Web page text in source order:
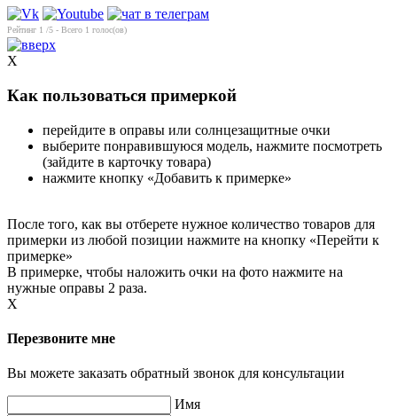
Рейтинг 1 /5 - Всего 1 голос(ов)
X
Как пользоваться примеркой
перейдите в оправы или солнцезащитные очки
выберите понравившуюся модель, нажмите посмотреть
(зайдите в карточку товара)
нажмите кнопку «Добавить к примерке»
После того, как вы отберете нужное количество товаров для
примерки из любой позиции нажмите на кнопку «Перейти к
примерке»
В примерке, чтобы наложить очки на фото нажмите на
нужные оправы 2 раза.
X
Перезвоните мне
Вы можете заказать обратный звонок для консультации
Имя